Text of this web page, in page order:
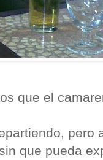
que el
pero
que pueda